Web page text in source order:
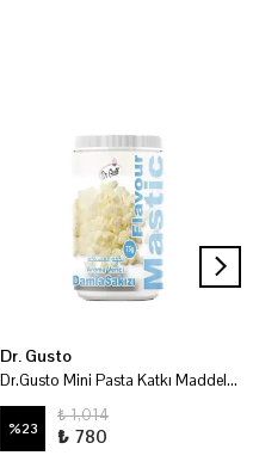
Dr. Gusto
Dr.Gusto Mini Pasta Katkı Maddeleri - Damla Sakızı Tozu 75 Gr
%23
₺ 1,014
₺ 780